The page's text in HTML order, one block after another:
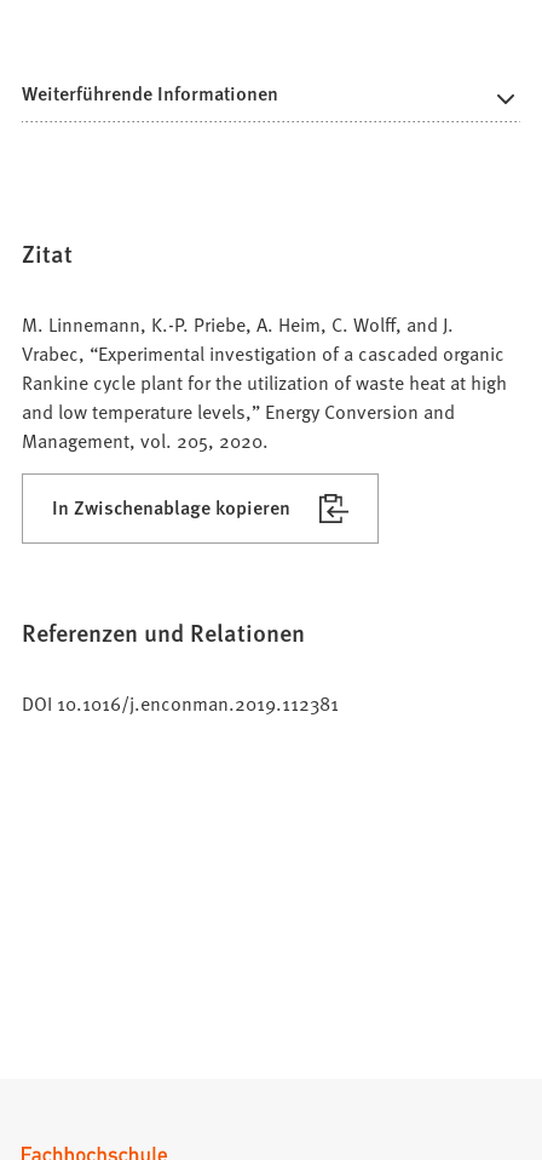
Weiterführende Informationen
Zitat
M. Linnemann, K.-P. Priebe, A. Heim, C. Wolff, and J.
Vrabec, “Experimental investigation of a cascaded organic
Rankine cycle plant for the utilization of waste heat at high
and low temperature levels,” Energy Conversion and
Management, vol. 205, 2020.
In Zwischenablage kopieren
Referenzen und Relationen
DOI 10.1016/j.enconman.2019.112381